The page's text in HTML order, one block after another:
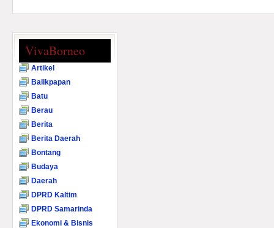
VivaBorneo
Artikel
Balikpapan
Batu
Berau
Berita
Berita Daerah
Bontang
Budaya
Daerah
DPRD Kaltim
DPRD Samarinda
Ekonomi & Bisnis